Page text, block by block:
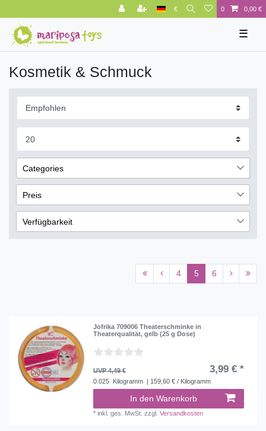
€ 0 0,00 €
☰
Kosmetik & Schmuck
Categories
Marken
65
Jofrika 65
Preis
€ ― €
Verfügbarkeit
4 5 6
Jofrika 709006 Theaterschminke in
Theaterqualität, gelb (25 g Dose)
UVP 4,49 € 3,99 € *
0.025 Kilogramm | 159,60 € / Kilogramm
In den Warenkorb
*inkl. ges. MwSt. zzgl.Versandkosten